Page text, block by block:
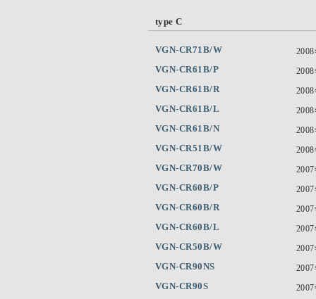
type C
VGN-CR71B/W
VGN-CR61B/P
VGN-CR61B/R
VGN-CR61B/L
VGN-CR61B/N
VGN-CR51B/W
VGN-CR70B/W
VGN-CR60B/P
VGN-CR60B/R
VGN-CR60B/L
VGN-CR50B/W
VGN-CR90NS
VGN-CR90S